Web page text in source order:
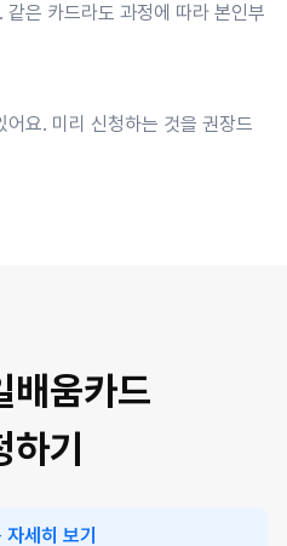
은 카드라도 과정에 따라 본인부
요. 미리 신청하는 것을 권장드
배움카드
기
세히 보기